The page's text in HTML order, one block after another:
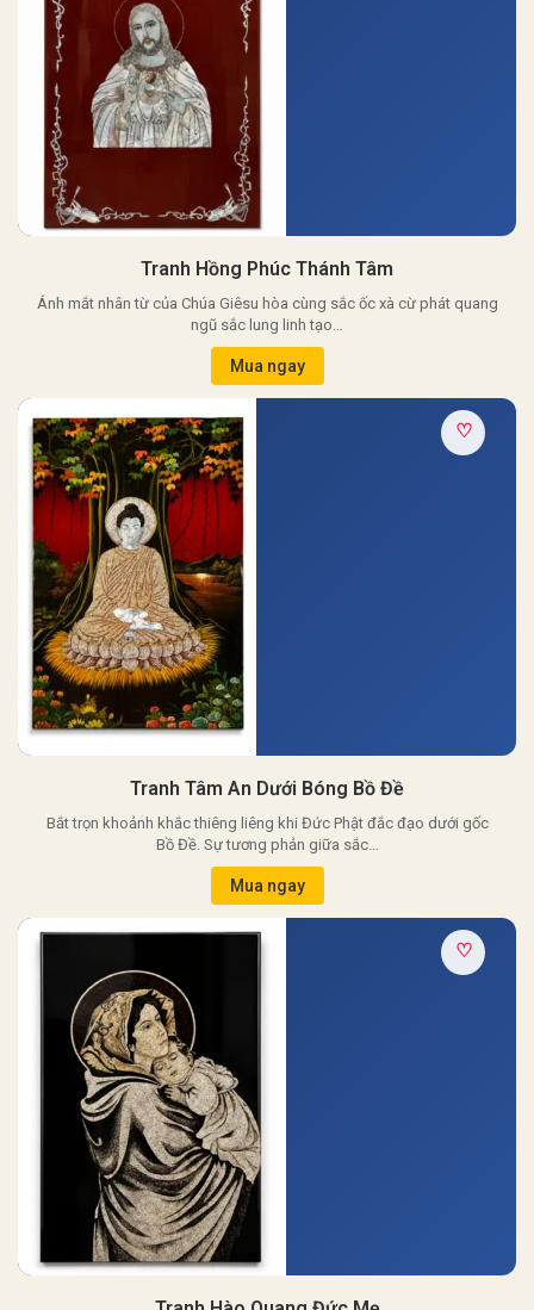
Tranh Hồng Phúc Thánh Tâm
Ánh mắt nhân từ của Chúa Giêsu hòa cùng sắc ốc xà cừ phát quang
ngũ sắc lung linh tạo…
Mua ngay
♡
Tranh Tâm An Dưới Bóng Bồ Đề
Bắt trọn khoảnh khắc thiêng liêng khi Đức Phật đắc đạo dưới gốc
Bồ Đề. Sự tương phản giữa sắc…
Mua ngay
♡